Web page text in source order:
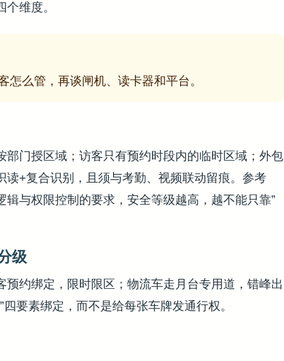
维度。
么管，再谈闸机、读卡器和平台。
门授区域；访客只有预约时段内的临时区域；外包
+复合识别，且须与考勤、视频联动留痕。参考
辑与权限控制的要求，安全等级越高，越不能只靠”
级
约绑定，限时限区；物流车走月台专用道，错峰出
要素绑定，而不是给每张车牌发通行权。